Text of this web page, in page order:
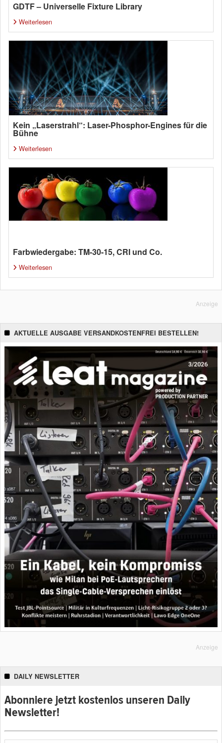
GDTF – Universelle Fixture Library
Weiterlesen
Kein „Laserstrahl“: Laser-Phosphor-Engines für die
Bühne
Weiterlesen
Farbwiedergabe: TM-30-15, CRI und Co.
Weiterlesen
Anzeige
AKTUELLE AUSGABE VERSANDKOSTENFREI BESTELLEN!
Anzeige
DAILY NEWSLETTER
Abonniere jetzt kostenlos unseren Daily
Newsletter!